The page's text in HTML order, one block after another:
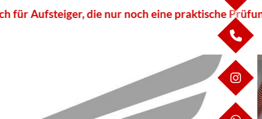
die nur noch eine praktische Prüfung